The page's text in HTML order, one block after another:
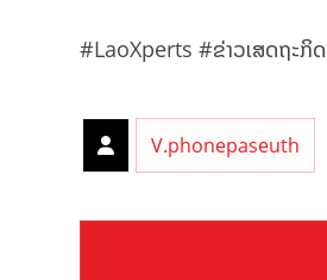
#LaoXperts #ຂ່າວເສດຖະກິ
V.phonepaseuth